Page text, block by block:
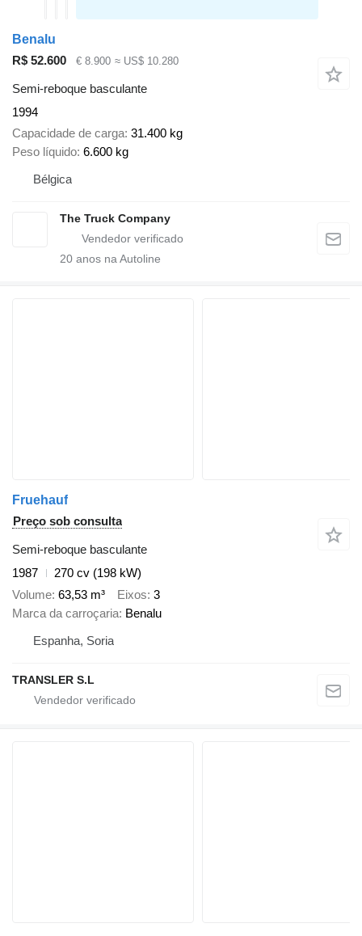
Benalu
R$ 52.600
€ 8.900 ≈ US$ 10.280
Semi-reboque basculante
1994
Capacidade de carga 31.400 kg
Peso líquido 6.600 kg
Bélgica
The Truck Company
20 anos na Autoline
Fruehauf
Preço sob consulta
Semi-reboque basculante
1987
270 cv (198 kW)
Volume 63,53 m³ Eixos 3
Marca da carroçaria Benalu
Espanha, Soria
TRANSLER S.L